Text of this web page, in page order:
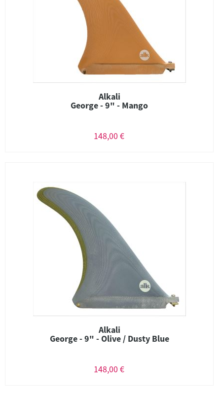
Alkali
George - 9" - Mango
148,00 €
Alkali
George - 9" - Olive / Dusty Blue
148,00 €